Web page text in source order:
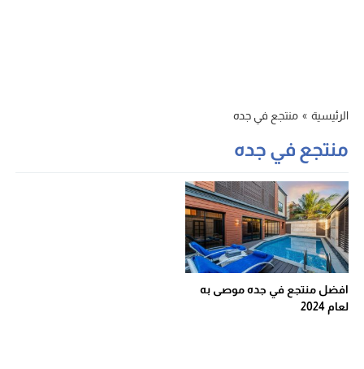
الرئيسية » منتجع في جده
منتجع في جده
افضل منتجع في جده موصى به
لعام 2024